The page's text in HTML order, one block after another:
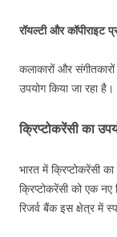
रॉयल्टी और कॉपीराइट
कलाकारों और
उपयोग किया जा रहा है।
क्रिप्टोकरेंसी का
भारत में क्रिप्टोकरेंसी
क्रिप्टोकरेंसी को एक
रिजर्व बैंक इस क्षेत्र में